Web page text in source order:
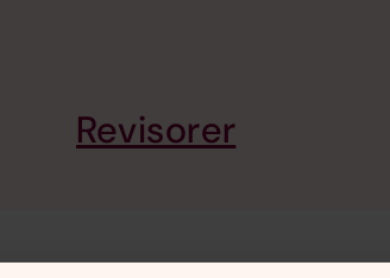
Revisorer